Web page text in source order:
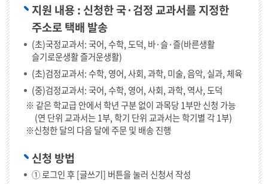
지원 내용 : 신청한 국·검정 교과서를 지정한
주소로 택배 발송
(초)국정교과서: 국어, 수학, 도덕, 바·슬·즐(바른생활
슬기로운생활 즐거운생활)
(초)검정교과서: 수학, 영어, 사회, 과학, 미술, 음악, 실과, 체육
(중)검정교과서: 국어, 수학, 영어, 사회, 과학, 역사, 도덕
※ 같은 학교급 안에서 학년 구분 없이 과목당 1부만 신청 가능
(연 단위 교과서는 1부, 학기 단위 교과서는 학기별 각 1부)
※신청한 달의 다음 달에 주문 및 배송 진행
신청 방법
① 로그인 후 [글쓰기] 버튼을 눌러 신청서 작성